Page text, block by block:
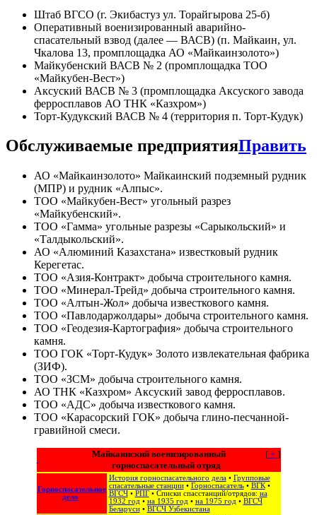
Штаб ВГСО (г. Экибастуз ул. Торайгырова 25-б)
Оперативный военизированный аварийно-
спасательный взвод (далее — ВАСВ) (п. Майкаин, ул.
Чкалова 13, промплощадка АО «Майкаинзолото»)
Майкубенский ВАСВ № 2 (промплощадка ТОО
«Майкубен-Вест»)
Аксуский ВАСВ № 3 (промплощадка Аксуского завода
ферросплавов АО ТНК «Казхром»)
Торт-Кудукский ВАСВ № 4 (территория п. Торт-Кудук)
Обслуживаемые предприятияПравить
АО «Майкаинзолото» Майкаинский подземный рудник
(МПР) и рудник «Алпыс».
ТОО «Майкубен-Вест» угольный разрез
«Майкубенский».
ТОО «Гамма» угольные разрезы «Сарыкольский» и
«Талдыкольский».
АО «Алюминий Казахстана» известковый рудник
Керегетас.
ТОО «Азия-Контракт» добыча строительного камня.
ТОО «Минерал-Трейд» добыча строительного камня.
ТОО «Алтын-Жол» добыча известкового камня.
ТОО «Павлодаржолдары» добыча строительного камня.
ТОО «Геодезия-Картография» добыча строительного
камня.
ТОО ГОК «Торт-Кудук» Золото извлекательная фабрика
(ЗИФ).
ТОО «ЗСМ» добыча строительного камня.
АО ТНК «Казхром» Аксуский завод ферросплавов.
ТОО «АДС» добыча известкового камня.
ТОО «Карасорский ГОК» добыча глино-песчанной-
гравийной смеси.
[+ ]
Майкаинский военизированный
горноспасательный отряд
Горноспасательное
дело
История горноспасательного дела• Групповые
спасательные станции• Горноспасатель• ВГК•
ВГСЧ• РПГ• Списки спасстанций/отрядов: на
1932 год• на 1935 год• на 1975 год• ВГСЧ
Беларуси• ВГСЧ Узбекистана